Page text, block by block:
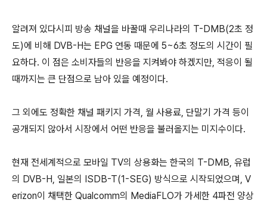
알려져 있다시피 방송 채널을 바꿀때 우리나라의 T-DMB(2초 정
도)에 비해 DVB-H는 EPG 연동 때문에 5~6초 정도의 시간이 필
요하다. 이 점은 소비자들의 반응을 지켜봐야 하겠지만, 적응이 될
때까지는 큰 단점으로 남아 있을 예정이다.
그 외에도 정확한 채널 패키지 가격, 월 사용료, 단말기 가격 등이
공개되지 않아서 시장에서 어떤 반응을 불러올지는 미지수이다.
현재 전세계적으로 모바일 TV의 상용화는 한국의 T-DMB, 유럽
의 DVB-H, 일본의 ISDB-T(1-SEG) 방식으로 시작되었으며, V
erizon이 채택한 Qualcomm의 MediaFLO가 가세한 4파전 양상